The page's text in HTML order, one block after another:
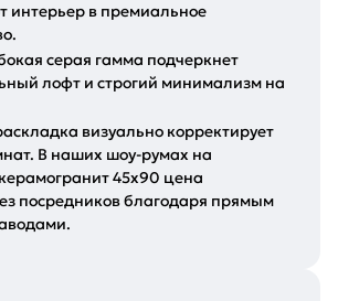
интерьер в премиальное
серая гамма подчеркнет
лофт и строгий минимализм на
визуально корректирует
В наших шоу-румах на
45х90 цена
посредников благодаря прямым